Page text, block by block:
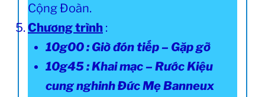
Cộng Đoàn.
Chương trình :
10g00 : Giờ đón tiếp – Gặp gỡ
10g45 : Khai mạc – Rước Kiệu
cung nghinh Đức Mẹ Banneux